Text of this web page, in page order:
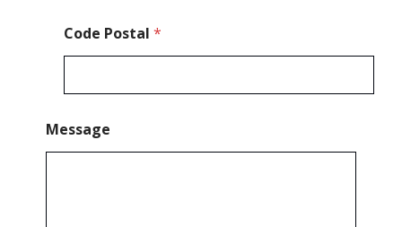
Code Postal *
Message